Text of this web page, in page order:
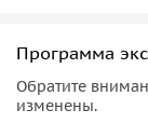
памятники,
Программа
Обратите
изменены.